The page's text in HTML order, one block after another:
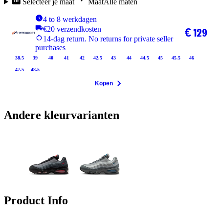
4 to 8 werkdagen
€20 verzendkosten
14-dag return. No returns for private seller
purchases
38.5 39 40 41 42 42.5 43 44 44.5 45 45.5 46
47.5 48.5
€ 129
Kopen
Andere kleurvarianten
Product Info